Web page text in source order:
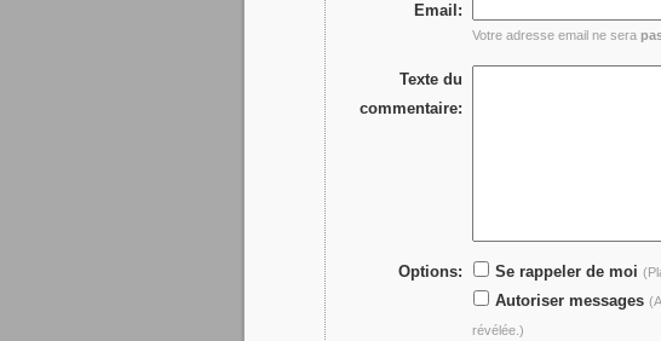
Email:
Votre adresse email ne sera
Texte du
commentaire:
Options: Se rappeler de moi
Autoriser messages
révélée.)